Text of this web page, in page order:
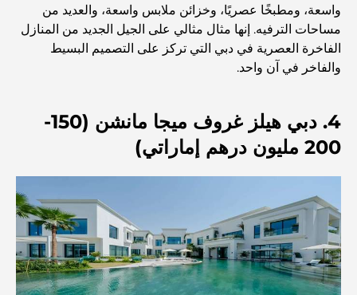
أفضل شركات نقل الأثاث في دبي: دليل شامل
نخلة جبل علي مقابل نخلة جميرا: مقارنة واضحة لمشتري
اكتشف جزيرة القمر في دبي: دليلك الأمثل
استكشاف المواقع التاريخية في دبي: رحلة عبر الزمن
أفضل 7 مطاعم في خور دبي لتناول الطعام فيها
واسعة، ومطبخًا عصريًا، وخزائن ملابس واسعة، والعديد من
مساحات الترفيه. إنها مثال مثالي على الجيل الجديد من المنازل
الفاخرة العصرية في دبي التي تركز على التصميم البسيط
والفاخر في آن واحد.
4. دبي هيلز غروف ميجا مانشن (150-
200 مليون درهم إماراتي)